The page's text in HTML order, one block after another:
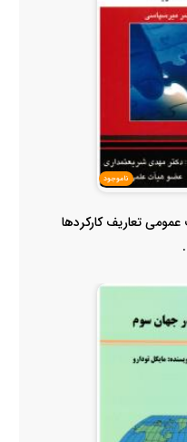
ناموجود
تعاریف کارکردها